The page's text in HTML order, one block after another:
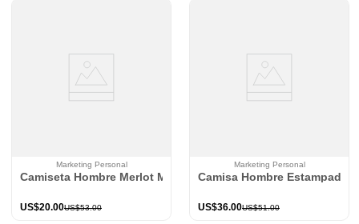
Marketing Personal
Camiseta Hombre Merlot Mp 114230
US$53.00
US$20.00
Marketing Personal
Camisa Hombre Estampado
US$51.00
US$36.00